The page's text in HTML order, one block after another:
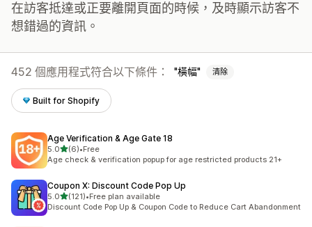
在訪客抵達或正要離開頁面的時候，及時顯示訪客不
想錯過的資訊。
452 個應用程式符合以下條件： 橫幅 清除
Built for Shopify
Age Verification & Age Gate 18
5.0滿分 5 顆星
(6)
共有 6 則評價
•Free
Age check & verification popup for age restricted products 21+
Coupon X: Discount Code Pop Up
5.0滿分 5 顆星
(121)
共有 121 則評價
•Free plan available
Discount Code Pop Up & Coupon Code to Reduce Cart Abandonment